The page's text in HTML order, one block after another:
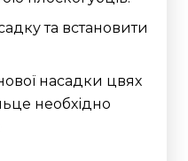
та встановити
насадки цвях
необхідно